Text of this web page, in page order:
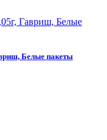
Белые пакеты